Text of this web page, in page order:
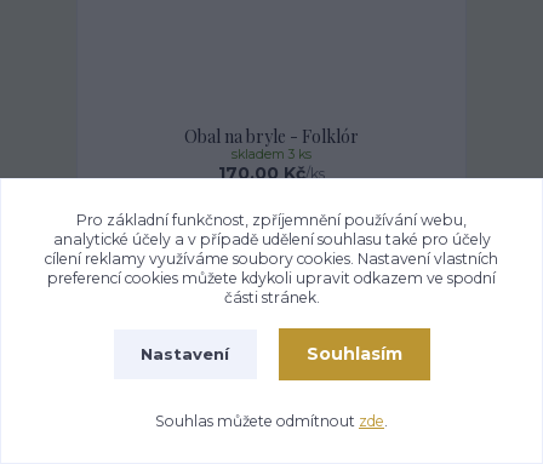
Obal na bryle - Folklór
170,00 Kč/ks
skladem 3 ks
Přidat do košíku
Pro základní funkčnost, zpříjemnění používání webu,
analytické účely a v případě udělení souhlasu také pro účely
cílení reklamy využíváme soubory cookies. Nastavení vlastních
preferencí cookies můžete kdykoli upravit odkazem ve spodní
části stránek.
Nastavení Souhlasím
Souhlas můžete odmítnout zde